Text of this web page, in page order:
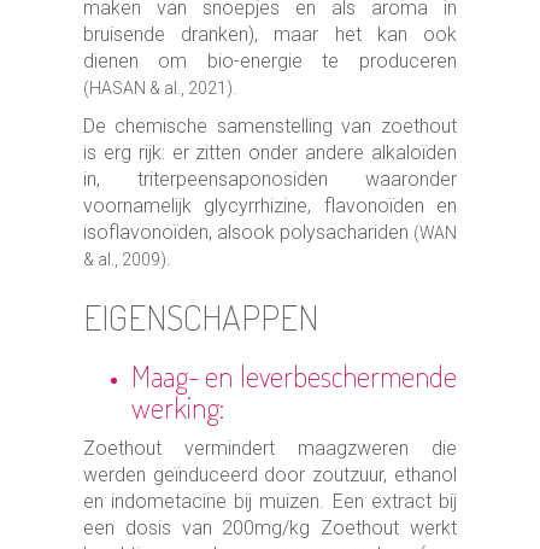
maken van snoepjes en als aroma in
bruisende dranken), maar het kan ook
dienen om bio-energie te produceren
(HASAN & al., 2021).
De chemische samenstelling van zoethout
is erg rijk: er zitten onder andere alkaloïden
in, triterpeensaponosiden waaronder
voornamelijk glycyrrhizine, flavonoïden en
isoflavonoïden, alsook polysachariden (WAN
& al., 2009).
EIGENSCHAPPEN
Maag- en leverbeschermende
werking:
Zoethout vermindert maagzweren die
werden geïnduceerd door zoutzuur, ethanol
en indometacine bij muizen. Een extract bij
een dosis van 200mg/kg Zoethout werkt